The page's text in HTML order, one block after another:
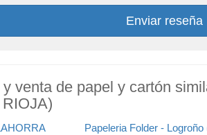
Enviar reseña
venta de papel y cartón
Papeleria Folder - Logroño